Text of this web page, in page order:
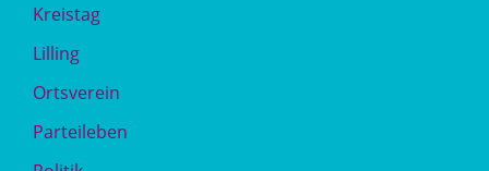
Kreistag
Lilling
Ortsverein
Parteileben